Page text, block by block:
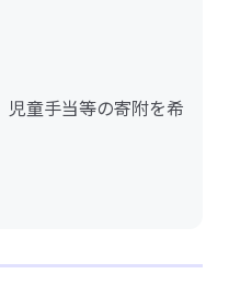
児童手当等の寄附を希